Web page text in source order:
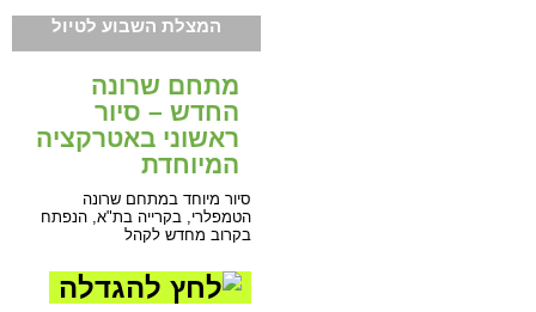
המצלת השבוע לטיול
מתחם שרונה
החדש – סיור
ראשוני באטרקציה
המיוחדת
סיור מיוחד במתחם שרונה
הטמפלרי, בקרייה בת"א, הנפתח
בקרוב מחדש לקהל